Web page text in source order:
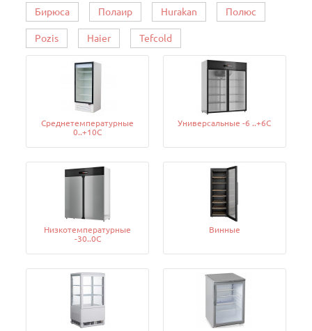
Бирюса Полаир Hurakan Полюс
Pozis Haier Tefcold
Среднетемпературные
0..+10C
Универсальные -6 ..+6C
Низкотемпературные
-30..0C
Винные